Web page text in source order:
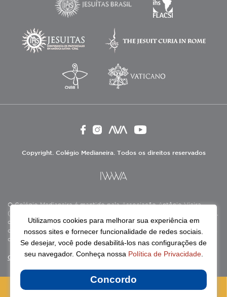
Copyright. Colégio Medianeira. Todos os direitos reservados
O Colégio Medianeira é mantido pela Associação Antônio Vieira
(ASAV), instituição de direito privado sem fins lucrativos, filantrópica,
de natureza educativa, cultural, assistencial e beneficente, certificada
como Entidade Beneficente de Assistência Social (CEBAS), nas áreas
de educação e assistência social.
Continue lendo
Utilizamos cookies para melhorar sua experiência em
nossos sites e fornecer funcionalidade de redes sociais.
Se desejar, você pode desabilitá-los nas configurações de
seu navegador. Conheça nossa Política de Privacidade.
Concordo